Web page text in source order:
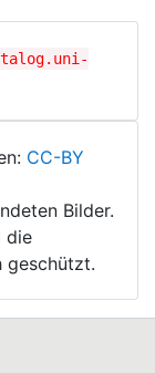
CC-BY
Bilder.
die
geschützt.